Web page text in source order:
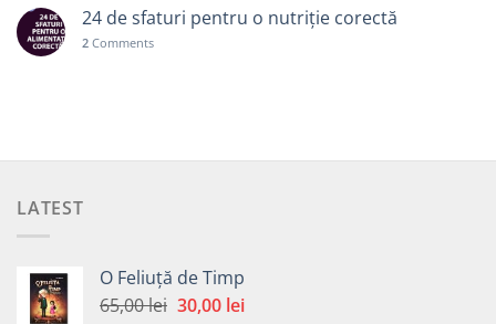
24 de sfaturi pentru o nutriție corectă
2 Comments
LATEST
O Feliuță de Timp
65,00lei Prețul
30,00 leiPrețul